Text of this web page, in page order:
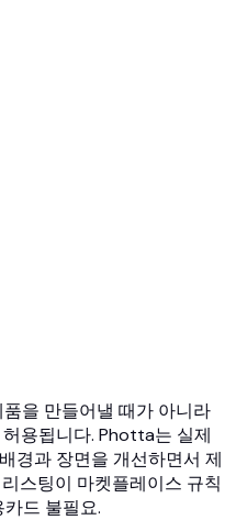
을 만들어낼 때가 아니라
용됩니다. Photta는 실제
경과 장면을 개선하면서 제
스팅이 마켓플레이스 규칙
드 불필요.